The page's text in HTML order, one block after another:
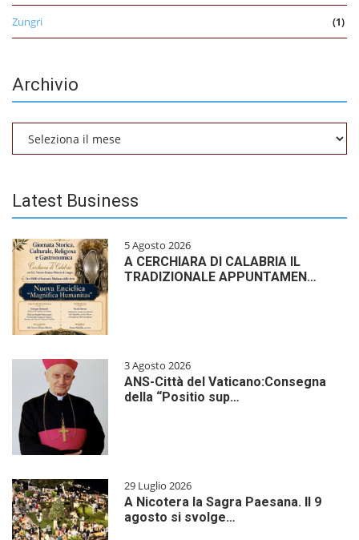
Zungri (1)
Archivio
Latest Business
5 Agosto 2026
A CERCHIARA DI CALABRIA IL
TRADIZIONALE APPUNTAMEN…
3 Agosto 2026
ANS-Città del Vaticano:Consegna
della “Positio sup…
29 Luglio 2026
A Nicotera la Sagra Paesana. Il 9
agosto si svolge…